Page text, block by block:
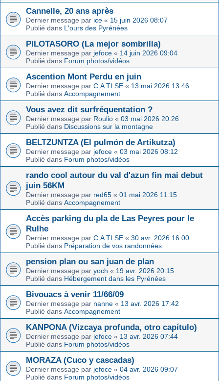
Cannelle, 20 ans après
Dernier message par ice « 15 juin 2026 08:07
Publié dans L'ours des Pyrénées
PILOTASORO (La mejor sombrilla)
Dernier message par jefoce « 14 juin 2026 09:04
Publié dans Forum photos/vidéos
Ascention Mont Perdu en juin
Dernier message par C.A TLSE « 13 mai 2026 13:46
Publié dans Accompagnement
Vous avez dit surfréquentation ?
Dernier message par Roulio « 03 mai 2026 20:26
Publié dans Discussions sur la montagne
BELTZUNTZA (El pulmón de Artikutza)
Dernier message par jefoce « 03 mai 2026 08:12
Publié dans Forum photos/vidéos
rando cool autour du val d'azun fin mai debut
juin 56KM
Dernier message par red65 « 01 mai 2026 11:15
Publié dans Accompagnement
Accès parking du pla de Las Peyres pour le
Rulhe
Dernier message par C.A TLSE « 30 avr. 2026 16:00
Publié dans Préparation de vos randonnées
pension plan ou san juan de plan
Dernier message par yoch « 19 avr. 2026 20:15
Publié dans Hébergement dans les Pyrénées
Bivouacs à venir 11/66/09
Dernier message par nanne « 13 avr. 2026 17:42
Publié dans Accompagnement
KANPONA (Vizcaya profunda, otro capítulo)
Dernier message par jefoce « 13 avr. 2026 07:44
Publié dans Forum photos/vidéos
MORAZA (Cuco y cascadas)
Dernier message par jefoce « 04 avr. 2026 09:07
Publié dans Forum photos/vidéos